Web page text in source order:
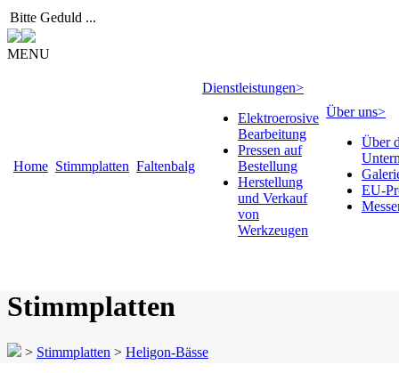
Bitte Geduld ...
MENU
Home Stimmplatten Faltenbalg
Dienstleistungen>
Elektroerosive
Bearbeitung
Pressen auf
Bestellung
Herstellung
und Verkauf
von
Werkzeugen
Über uns>
Über
EU-
Stimmplatten
> Stimmplatten > Heligon-Bässe